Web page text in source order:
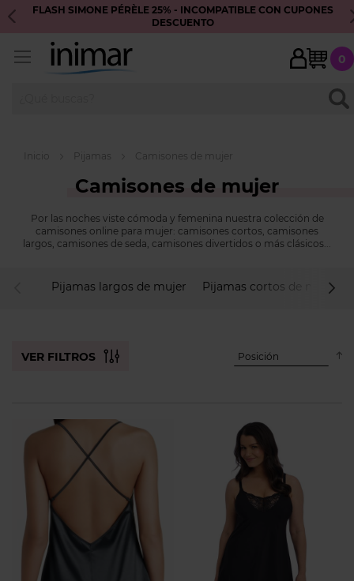
FLASH SIMONE PÉRÈLE 25% - INCOMPATIBLE CON CUPONES
DESCUENTO
My
0
Inicio Pijamas Camisones de mujer
Camisones de mujer
Por las noches viste cómoda y femenina nuestra colección de
camisones online para mujer: camisones cortos, camisones
largos, camisones de seda, camisones divertidos o más clásicos...
Pijamas largos de mujer Pijamas cortos de mujer
VER FILTROS Establecer